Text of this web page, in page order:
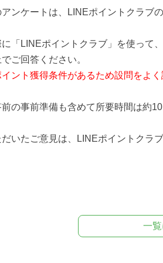
アンケートは、LINEポイントクラブ
「LINEポイントクラブ」を使って
ご回答ください。
ント獲得条件があるため設問をよ
前の事前準備も含めて所要時間は約10
だいたご意見は、LINEポイントクラ
一